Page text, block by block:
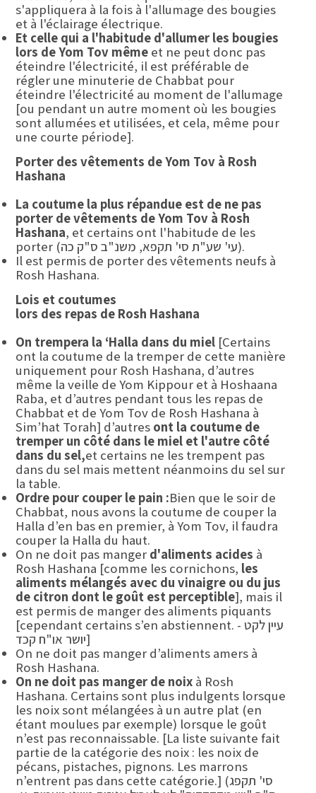
s'appliquera à la fois à l'allumage des bougies
et à l'éclairage électrique.
Et celle qui a l'habitude d'allumer les bougies
lors de Yom Tov même et ne peut donc pas
éteindre l'électricité, il est préférable de
régler une minuterie de Chabbat pour
éteindre l'électricité au moment de l'allumage
[ou pendant un autre moment où les bougies
sont allumées et utilisées, et cela, même pour
une courte période].
Porter des vêtements de Yom Tov à Rosh
Hashana
La coutume la plus répandue est de ne pas
porter de vêtements de Yom Tov à Rosh
Hashana, et certains ont l'habitude de les
porter (עי' שע"ת סי' תקפא, משנ"ב ס"ק כה).
Il est permis de porter des vêtements neufs à
Rosh Hashana.
Lois et coutumes
lors des repas de Rosh Hashana
On trempera la ‘Halla dans du miel [Certains
ont la coutume de la tremper de cette manière
uniquement pour Rosh Hashana, d’autres
même la veille de Yom Kippour et à Hoshaana
Raba, et d’autres pendant tous les repas de
Chabbat et de Yom Tov de Rosh Hashana à
Sim’hat Torah] d’autres ont la coutume de
tremper un côté dans le miel et l'autre côté
dans du sel,et certains ne les trempent pas
dans du sel mais mettent néanmoins du sel sur
la table.
Ordre pour couper le pain :Bien que le soir de
Chabbat, nous avons la coutume de couper la
Halla d’en bas en premier, à Yom Tov, il faudra
couper la Halla du haut.
On ne doit pas manger d'aliments acides à
Rosh Hashana [comme les cornichons, les
aliments mélangés avec du vinaigre ou du jus
de citron dont le goût est perceptible], mais il
est permis de manger des aliments piquants
[cependant certains s’en abstiennent. - עיין לקט
יושר או"ח קכד]
On ne doit pas manger d’aliments amers à
Rosh Hashana.
On ne doit pas manger de noix à Rosh
Hashana. Certains sont plus indulgents lorsque
les noix sont mélangées à un autre plat (en
étant moulues par exemple) lorsque le goût
n’est pas reconnaissable. [La liste suivante fait
partie de la catégorie des noix : les noix de
pécans, pistaches, pignons. Les marrons
n’entrent pas dans cette catégorie.] (סי' תקפג